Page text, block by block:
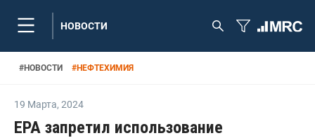
НОВОСТИ
#НОВОСТИ #НЕФТЕХИМИЯ
19 Марта, 2024
EPA запретил использование